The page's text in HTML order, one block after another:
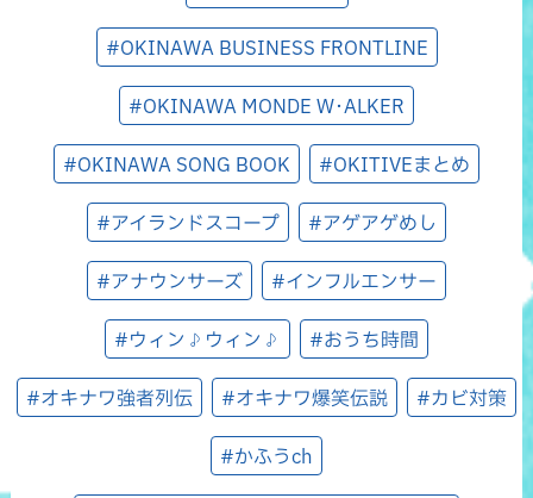
#OKINAWA BUSINESS FRONTLINE
#OKINAWA MONDE W･ALKER
#OKINAWA SONG BOOK #OKITIVEまとめ
#アイランドスコープ #アゲアゲめし
#アナウンサーズ #インフルエンサー
#ウィン♪ウィン♪ #おうち時間
#オキナワ強者列伝 #オキナワ爆笑伝説 #カビ対策
#かふうch